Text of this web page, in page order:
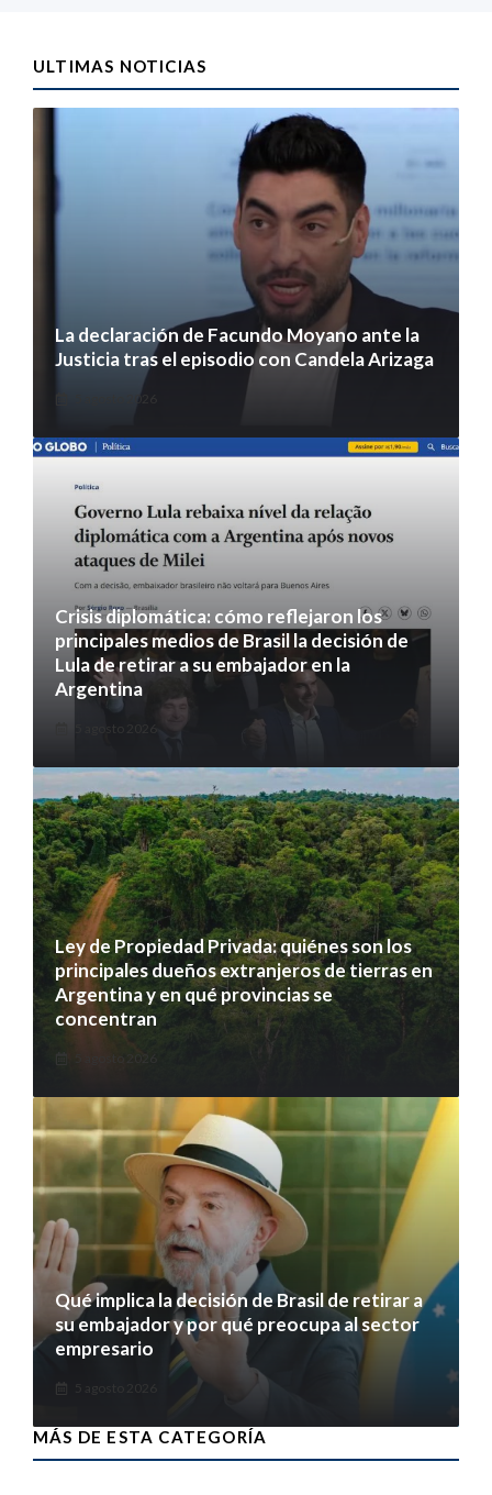
ULTIMAS NOTICIAS
La declaración de Facundo Moyano ante la
Justicia tras el episodio con Candela Arizaga
5 agosto 2026
Crisis diplomática: cómo reflejaron los
principales medios de Brasil la decisión de
Lula de retirar a su embajador en la
Argentina
5 agosto 2026
Ley de Propiedad Privada: quiénes son los
principales dueños extranjeros de tierras en
Argentina y en qué provincias se
concentran
Qué implica la decisión de Brasil de retirar a
su embajador y por qué preocupa al sector
empresario
5 agosto 2026
MÁS DE ESTA CATEGORÍA